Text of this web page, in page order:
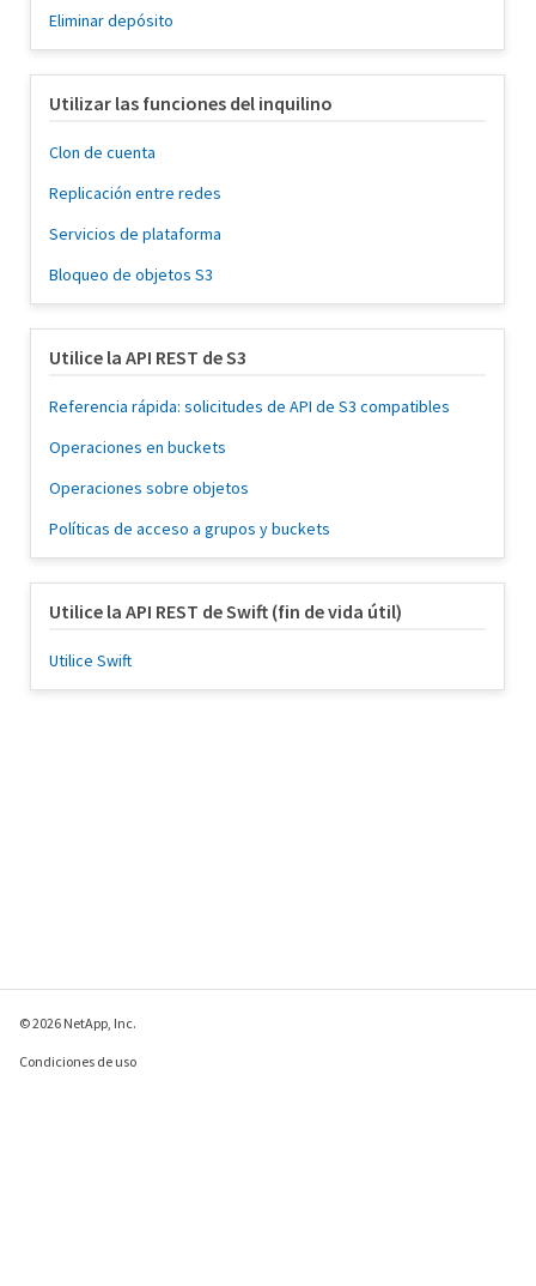
Eliminar depósito
Utilizar las funciones del inquilino
Clon de cuenta
Replicación entre redes
Servicios de plataforma
Bloqueo de objetos S3
Utilice la API REST de S3
Referencia rápida: solicitudes de API de S3 compatibles
Operaciones en buckets
Operaciones sobre objetos
Políticas de acceso a grupos y buckets
Utilice la API REST de Swift (fin de vida útil)
Utilice Swift
© 2026 NetApp, Inc.
Condiciones de uso